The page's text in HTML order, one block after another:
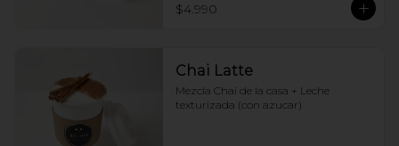
$4.990
Chai Latte
Mezcla Chai de la casa + Leche
texturizada (con azucar)